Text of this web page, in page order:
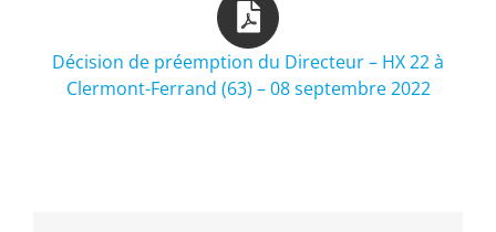
Décision de préemption du Directeur – HX 22 à
Clermont-Ferrand (63) – 08 septembre 2022